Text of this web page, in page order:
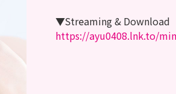
▼Streaming & Download
https://ayu0408.lnk.to/